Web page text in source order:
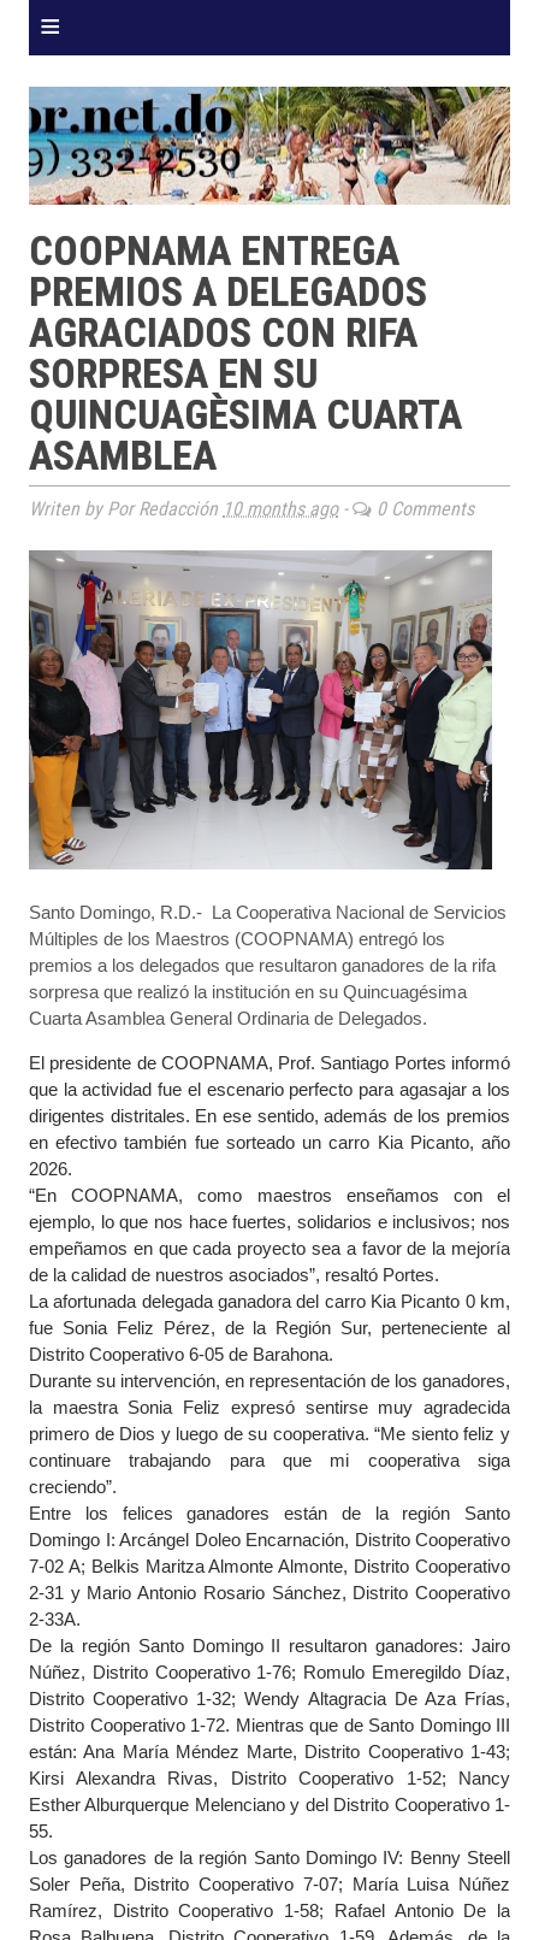
≡
COOPNAMA ENTREGA
PREMIOS A DELEGADOS
AGRACIADOS CON RIFA
SORPRESA EN SU
QUINCUAGÈSIMA CUARTA
ASAMBLEA
Writen by Por Redacción 10 months ago- 0 Comments
Santo Domingo, R.D.- La Cooperativa Nacional de Servicios
Múltiples de los Maestros (COOPNAMA) entregó los
premios a los delegados que resultaron ganadores de la rifa
sorpresa que realizó la institución en su Quincuagésima
Cuarta Asamblea General Ordinaria de Delegados.
El presidente de COOPNAMA, Prof. Santiago Portes informó
que la actividad fue el escenario perfecto para agasajar a los
dirigentes distritales. En ese sentido, además de los premios
en efectivo también fue sorteado un carro Kia Picanto, año
2026.
“En COOPNAMA, como maestros enseñamos con el
ejemplo, lo que nos hace fuertes, solidarios e inclusivos; nos
empeñamos en que cada proyecto sea a favor de la mejoría
de la calidad de nuestros asociados”, resaltó Portes.
La afortunada delegada ganadora del carro Kia Picanto 0 km,
fue Sonia Feliz Pérez, de la Región Sur, perteneciente al
Distrito Cooperativo 6-05 de Barahona.
Durante su intervención, en representación de los ganadores,
la maestra Sonia Feliz expresó sentirse muy agradecida
primero de Dios y luego de su cooperativa. “Me siento feliz y
continuare trabajando para que mi cooperativa siga
creciendo”.
Entre los felices ganadores están de la región Santo
Domingo I: Arcángel Doleo Encarnación, Distrito Cooperativo
7-02 A; Belkis Maritza Almonte Almonte, Distrito Cooperativo
2-31 y Mario Antonio Rosario Sánchez, Distrito Cooperativo
2-33A.
De la región Santo Domingo II resultaron ganadores: Jairo
Núñez, Distrito Cooperativo 1-76; Romulo Emeregildo Díaz,
Distrito Cooperativo 1-32; Wendy Altagracia De Aza Frías,
Distrito Cooperativo 1-72. Mientras que de Santo Domingo III
están: Ana María Méndez Marte, Distrito Cooperativo 1-43;
Kirsi Alexandra Rivas, Distrito Cooperativo 1-52; Nancy
Esther Alburquerque Melenciano y del Distrito Cooperativo 1-
55.
Los ganadores de la región Santo Domingo IV: Benny Steell
Soler Peña, Distrito Cooperativo 7-07; María Luisa Núñez
Ramírez, Distrito Cooperativo 1-58; Rafael Antonio De la